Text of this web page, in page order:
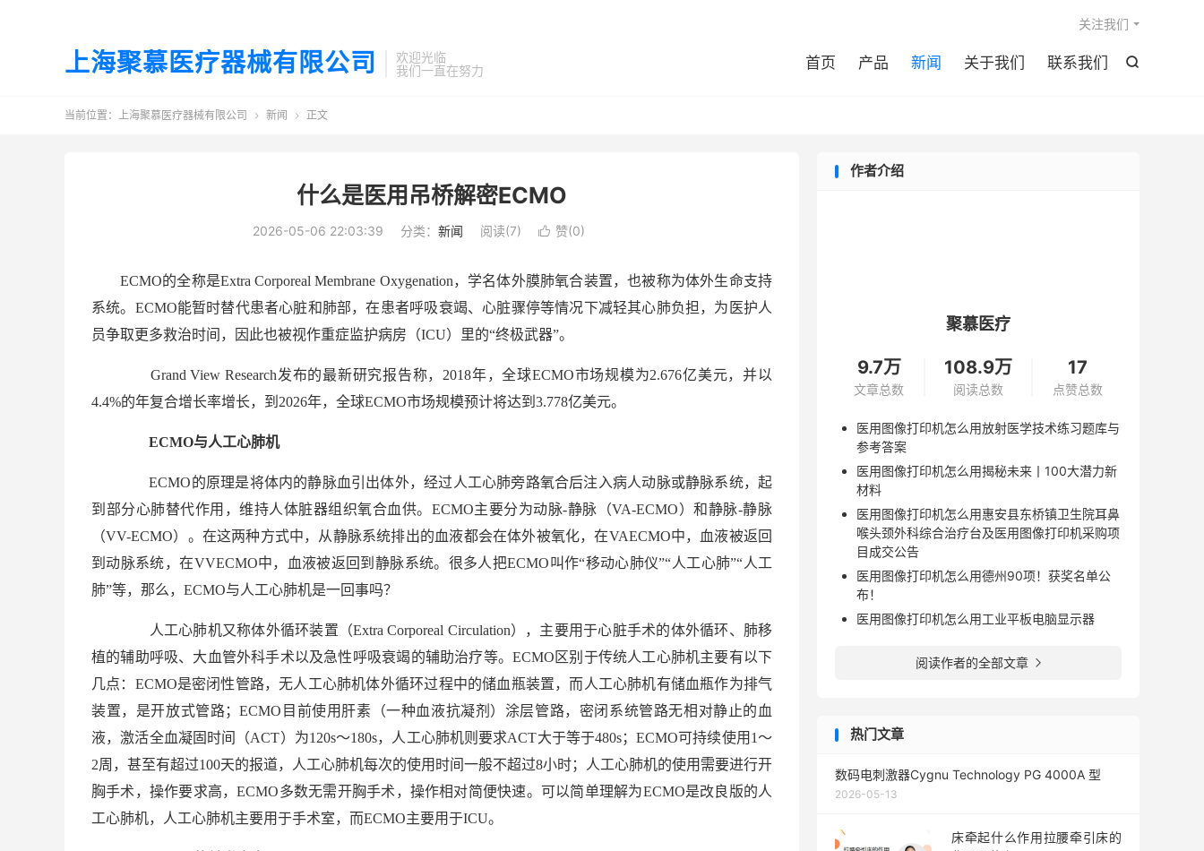
上海聚慕医疗器械有限公司
欢迎光临
我们一直在努力

首页 产品 新闻 关于我们 联系我们
关注我们
当前位置： 上海聚慕医疗器械有限公司  新闻  正文
什么是医用吊桥解密ECMO
2026-05-06 22:03:39 分类： 新闻 阅读(7)  赞(0)
ECMO的全称是Extra Corporeal Membrane Oxygenation，学名体外膜肺氧合装置，也被称为体外生命支持
系统。ECMO能暂时替代患者心脏和肺部，在患者呼吸衰竭、心脏骤停等情况下减轻其心肺负担，为医护人
员争取更多救治时间，因此也被视作重症监护病房（ICU）里的“终极武器”。
Grand View Research发布的最新研究报告称，2018年，全球ECMO市场规模为2.676亿美元，并以
4.4%的年复合增长率增长，到2026年，全球ECMO市场规模预计将达到3.778亿美元。
ECMO与人工心肺机
ECMO的原理是将体内的静脉血引出体外，经过人工心肺旁路氧合后注入病人动脉或静脉系统，起
到部分心肺替代作用，维持人体脏器组织氧合血供。ECMO主要分为动脉-静脉（VA-ECMO）和静脉-静脉
（VV-ECMO）。在这两种方式中，从静脉系统排出的血液都会在体外被氧化，在VAECMO中，血液被返回
到动脉系统，在VVECMO中，血液被返回到静脉系统。很多人把ECMO叫作“移动心肺仪”“人工心肺”“人工
肺”等，那么，ECMO与人工心肺机是一回事吗？
人工心肺机又称体外循环装置（Extra Corporeal Circulation），主要用于心脏手术的体外循环、肺移
植的辅助呼吸、大血管外科手术以及急性呼吸衰竭的辅助治疗等。ECMO区别于传统人工心肺机主要有以下
几点：ECMO是密闭性管路，无人工心肺机体外循环过程中的储血瓶装置，而人工心肺机有储血瓶作为排气
装置，是开放式管路；ECMO目前使用肝素（一种血液抗凝剂）涂层管路，密闭系统管路无相对静止的血
液，激活全血凝固时间（ACT）为120s～180s，人工心肺机则要求ACT大于等于480s；ECMO可持续使用1～
2周，甚至有超过100天的报道，人工心肺机每次的使用时间一般不超过8小时；人工心肺机的使用需要进行开
胸手术，操作要求高，ECMO多数无需开胸手术，操作相对简便快速。可以简单理解为ECMO是改良版的人
工心肺机，人工心肺机主要用于手术室，而ECMO主要用于ICU。
作者介绍
聚慕医疗
9.7万
文章总数
108.9万
阅读总数
17
点赞总数
医用图像打印机怎么用放射医学技术练习题库与
参考答案
医用图像打印机怎么用揭秘未来丨100大潜力新
材料
医用图像打印机怎么用惠安县东桥镇卫生院耳鼻
喉头颈外科综合治疗台及医用图像打印机采购项
目成交公告
医用图像打印机怎么用德州90项！获奖名单公
布！
医用图像打印机怎么用工业平板电脑显示器
阅读作者的全部文章 
热门文章
数码电刺激器Cygnu Technology PG 4000A 型
2026-05-13
床牵起什么作用拉腰牵引床的